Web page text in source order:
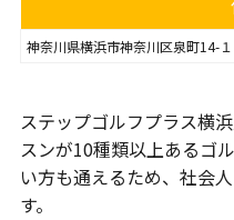
神奈川県横浜市神奈川区泉町14-
ステップゴルフプラス横
スンが10種類以上あるゴ
い方も通えるため、社会
す。